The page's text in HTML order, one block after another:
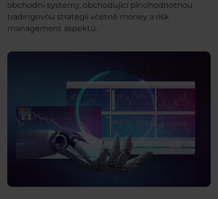
obchodní systémy, obchodující plnohodnotnou
tradingovou strategii včetně money a risk
management aspektů.